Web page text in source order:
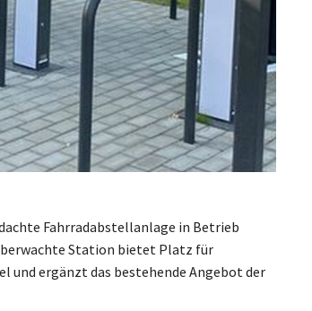
Fahrradabstellanlage in Betrieb
Station bietet Platz für
und ergänzt das bestehende Angebot der